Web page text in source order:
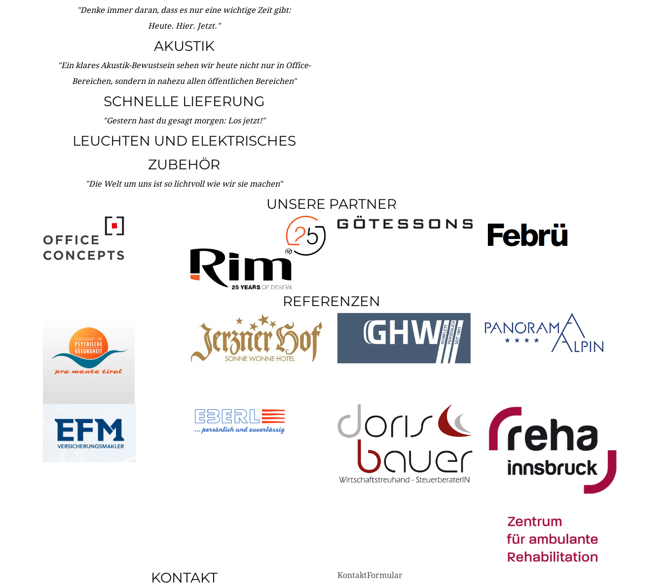
"Denke immer daran, dass es nur eine wichtige Zeit gibt:
Heute. Hier. Jetzt."
AKUSTIK
"Ein klares Akustik-Bewustsein sehen wir heute nicht nur in Office-
Bereichen, sondern in nahezu allen öffentlichen Bereichen"
SCHNELLE LIEFERUNG
"Gestern hast du gesagt morgen: Los jetzt!"
LEUCHTEN UND ELEKTRISCHES
ZUBEHÖR
"Die Welt um uns ist so lichtvoll wie wir sie machen"
UNSERE PARTNER
REFERENZEN
KONTAKT KontaktFormular